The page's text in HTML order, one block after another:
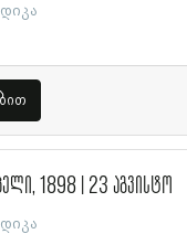
1898 | 23 აგვისტო